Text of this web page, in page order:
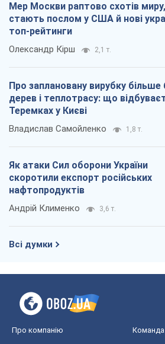
Мер Москви раптово схотів
стають послом у США й нові
топ-рейтинги
Олександр Кірш 2,1 т.
Про заплановану вирубку більше
дерев і теплотрасу: що
Теремках у Києві
Владислав Самойленко 1,8 т.
Як атаки Сил оборони України
скоротили експорт російських
нафтопродуктів
Андрій Клименко 3,6 т.
Всі думки
Про компанію Команда